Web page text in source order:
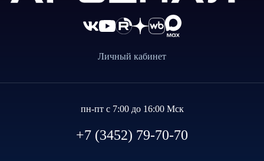
Личный кабинет
пн-пт с 7:00 до 16:00 Мск
+7 (3452) 79-70-70